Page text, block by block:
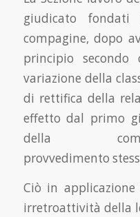
giudicato
compagine, dopo
principio
variazione della
di rettifica della
effetto dal primo
della
provvedimento
Ciò in
irretroattività della